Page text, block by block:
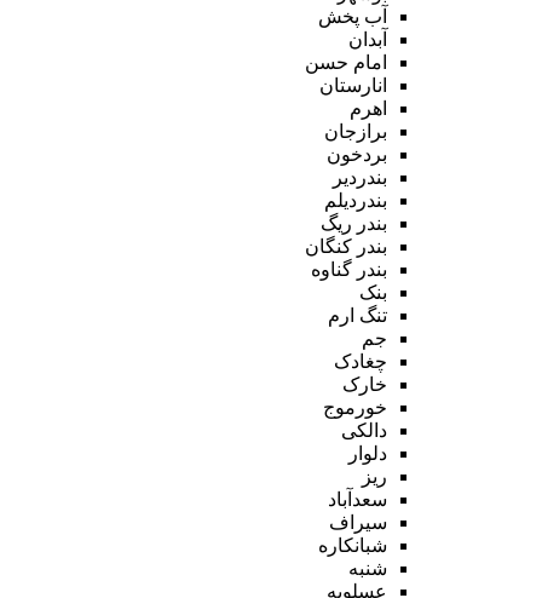
آب پخش
آبدان
امام حسن
انارستان
اهرم
برازجان
بردخون
بندردیر
بندردیلم
بندر ریگ
بندر کنگان
بندر گناوه
بنک
تنگ ارم
جم
چغادک
خارک
خورموج
دالکی
دلوار
ریز
سعدآباد
سیراف
شبانکاره
شنبه
عسلویه